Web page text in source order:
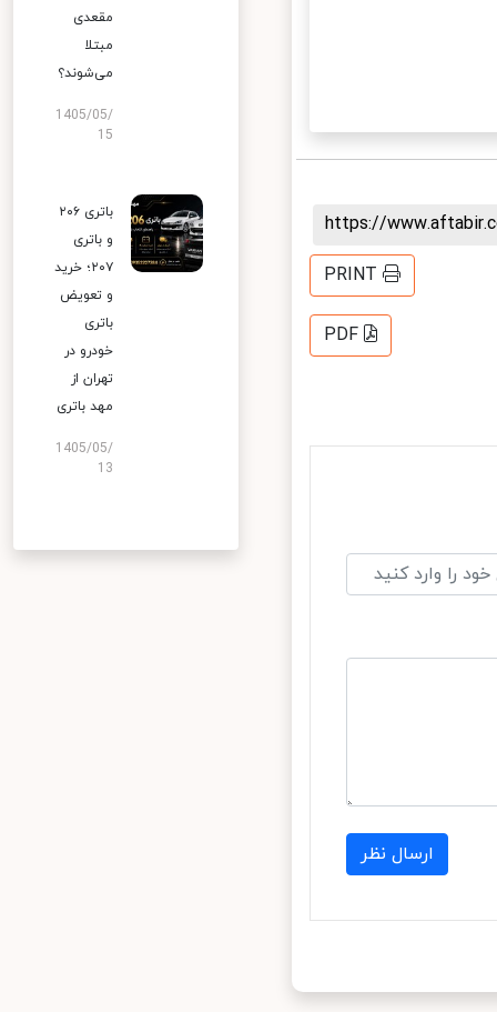
https://
PRINT
PDF
ارسال نظر
مقعدی
مبتلا
می‌شوند؟
1405/05/
15
باتری ۲۰۶
و باتری
۲۰۷؛ خرید
و تعویض
باتری
خودرو در
تهران از
مهد باتری
1405/05/
13